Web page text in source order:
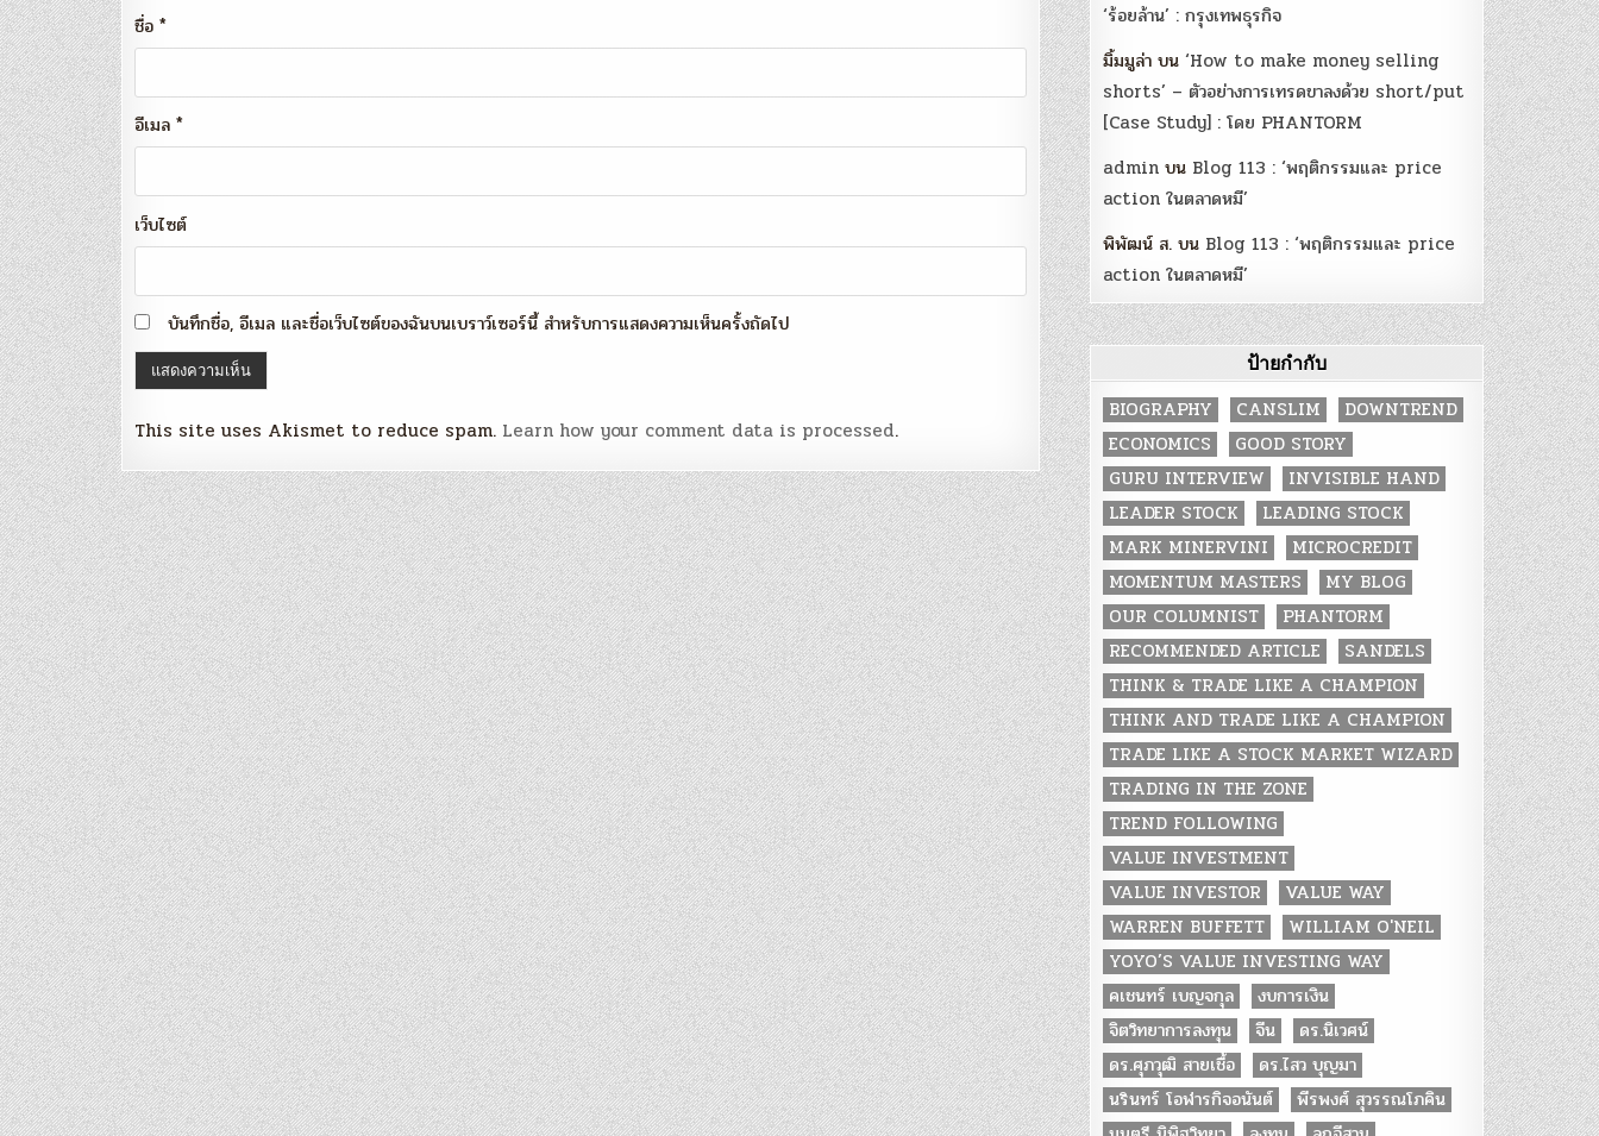
ชื่อ *
อีเมล *
เว็บไซต์
บันทึกชื่อ, อีเมล และชื่อเว็บไซต์ของฉันบนเบราว์เซอร์นี้ สำหรับการแสดงความเห็นครั้งถัดไป
This site uses Akismet to reduce spam. Learn how your comment data is processed.
‘ร้อยล้าน’ : กรุงเทพธุรกิจ
มิ้มมูล่า บน‘How to make money selling
shorts’ – ตัวอย่างการเทรดขาลงด้วย short/put
[Case Study] : โดย PHANTORM
admin บน Blog 113 : ‘พฤติกรรมและ price
action ในตลาดหมี’
พิพัฒน์ ส. บน Blog 113 : ‘พฤติกรรมและ price
action ในตลาดหมี’
ป้ายกำกับ
BIOGRAPHY CANSLIM
DOWNTREND
ECONOMICS
GOOD STORY
GURU INTERVIEW
INVISIBLE HAND
LEADER STOCK
LEADING STOCK
MARK MINERVINI
MICROCREDIT
MOMENTUM MASTERS
MY BLOG
OUR COLUMNIST
PHANTORM
RECOMMENDED ARTICLE
SANDELS
THINK & TRADE LIKE A CHAMPION
THINK AND TRADE LIKE A CHAMPION
TRADE LIKE A STOCK MARKET WIZARD
TRADING IN THE ZONE
TREND FOLLOWING
VALUE INVESTMENT
VALUE INVESTOR
VALUE WAY
WARREN BUFFETT
WILLIAM O'NEIL
YOYO’S VALUE INVESTING WAY
คเชนทร์ เบญจกุล
งบการเงิน
จิตวิทยาการลงทุน
จีน
ดร.นิเวศน์
ดร.ศุภวุฒิ สายเชื้อ
ดร.ไสว บุญมา
นรินทร์ โอฬารกิจอนันต์
พีรพงศ์ สุวรรณโภคิน